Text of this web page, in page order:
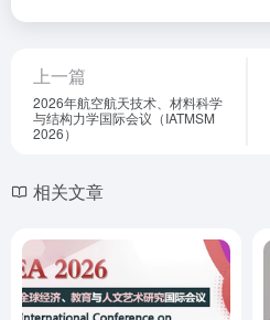
上一篇
2026年航空航天技术、材料科学
与结构力学国际会议（IATMSM
2026）
相关文章